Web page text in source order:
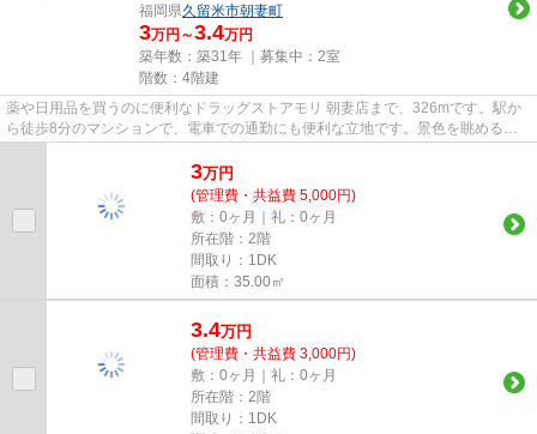
福岡県久留米市朝妻町
3万円～3.4万円
築年数：築31年 ｜募集中： 2室
階数：4階建
薬や日用品を買うのに便利なドラッグストアモリ 朝妻店まで、326mです。駅か
ら徒歩8分のマンションで、電車での通勤にも便利な立地です。景色を眺めるこ
とには心を癒す効果があり、視...
3万円
(管理費・共益費 5,000円)
敷：0ヶ月｜礼：0ヶ月
所在階：2階
間取り：1DK
面積：35.00㎡
3.4万円
(管理費・共益費 3,000円)
敷：0ヶ月｜礼：0ヶ月
所在階：2階
間取り：1DK